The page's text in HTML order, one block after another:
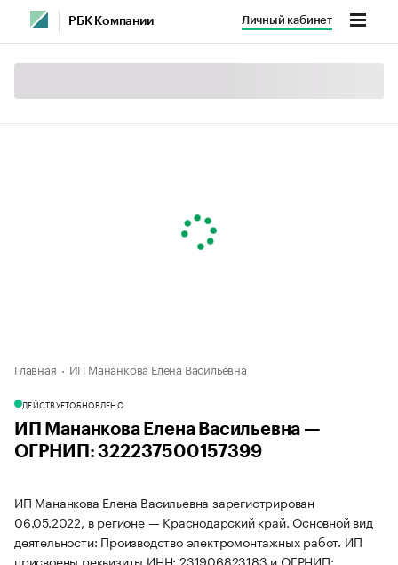
РБК Компании Личный кабинет
Главная ИП Мананкова Елена Васильевна
ДЕЙСТВУЕТОБНОВЛЕНО
ИП Мананкова Елена Васильевна —
ОГРНИП: 322237500157399
ИП Мананкова Елена Васильевна зарегистрирован
06.05.2022, в регионе — Краснодарский край. Основной вид
деятельности: Производство электромонтажных работ. ИП
присвоены реквизиты ИНН: 231906823183 и ОГРНИП: